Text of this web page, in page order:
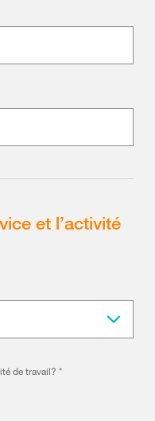
et l’activité
de travail? *